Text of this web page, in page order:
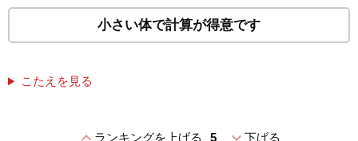
小さい体で計算が得意です
こたえを見る
ランキングを上げる 5 下げる